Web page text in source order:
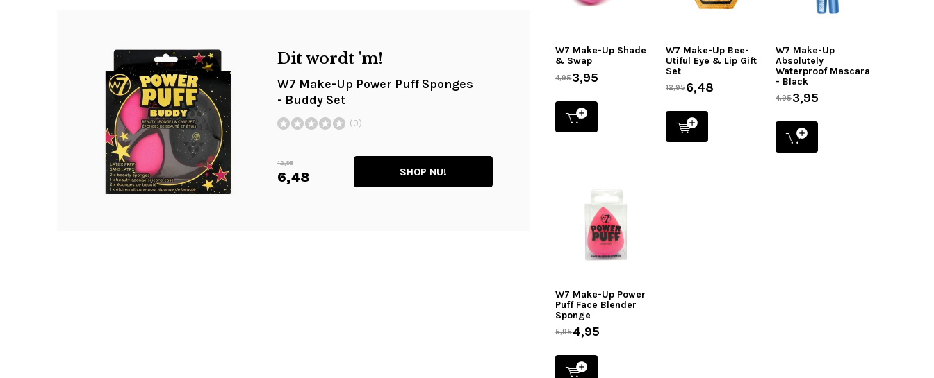
Dit wordt 'm!
W7 Make-Up Power Puff Sponges
- Buddy Set
(0)
12,95
6,48 SHOP NU!
W7 Make-Up Shade
& Swap
4,953,95
W7 Make-Up Bee-
Utiful Eye & Lip Gift
Set
12,956,48
W7 Make-Up
Absolutely
Waterproof Mascara
- Black
4,953,95
W7 Make-Up Power
Puff Face Blender
Sponge
5,954,95